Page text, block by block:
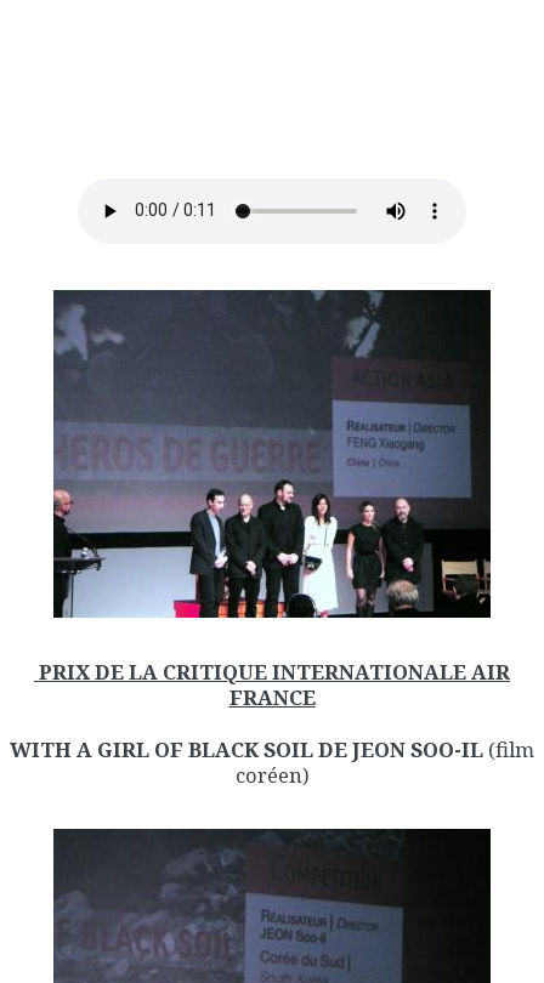
PRIX DE LA CRITIQUE INTERNATIONALE AIR
FRANCE
WITH A GIRL OF BLACK SOIL DE JEON SOO-IL (film
coréen)